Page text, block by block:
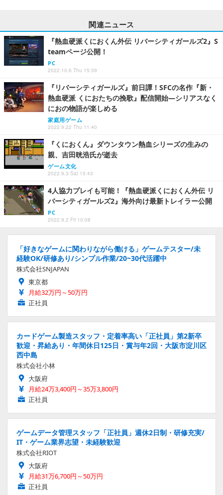
関連ニュース
『熱血硬派くにおくん外伝 リバーシティガールズ2』S
teamページ公開！
PC
2022.10.6 Thu 15:39
『リバーシティガールズ』前日譚！SFCの名作『新・
熱血硬派 くにおたちの挽歌』配信開始―シリアスなく
におの物語が楽しめる
家庭用ゲーム
2022.9.22 Thu 11:40
『くにおくん』ダウンタウン熱血シリーズの生みの
親、吉田晄浩氏が逝去
ゲーム文化
2022.9.3 Sat 15:43
4人協力プレイも可能！『熱血硬派くにおくん外伝 リ
バーシティガールズ2』海外向け最新トレイラー公開
PC
2022.9.2 Fri 10:08
「好きなゲームに関わりながら働ける」ゲームテスター/未
経験OK/研修あり/シンプル作業/20~30代活躍中
株式会社SNJAPAN
東京都
月給32万円～50万円
正社員
カードゲーム製造スタッフ・定着率高い「正社員」第2新卒
歓迎・昇給あり・年間休日125日・賞与年2回・大阪市淀川区
西中島
株式会社小林
大阪府
月給24万3,400円～35万3,800円
正社員
ゲームデータ管理スタッフ「正社員」週休2日制・研修充実/
IT・ゲーム業界志望・未経験歓迎
株式会社RIOT
大阪府
月給31万6,700円～50万円
正社員